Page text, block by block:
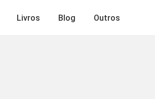
Livros Blog Outros